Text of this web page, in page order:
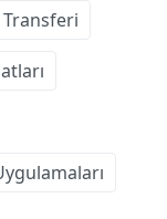
Transferi